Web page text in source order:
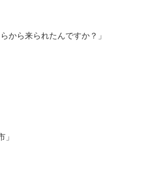
から来られたんですか？」
」